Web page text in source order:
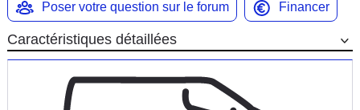
Poser votre question sur le forum Financer
Caractéristiques détaillées